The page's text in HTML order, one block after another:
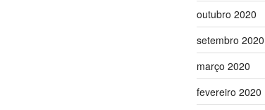
outubro 2020
setembro 2020
março 2020
fevereiro 2020